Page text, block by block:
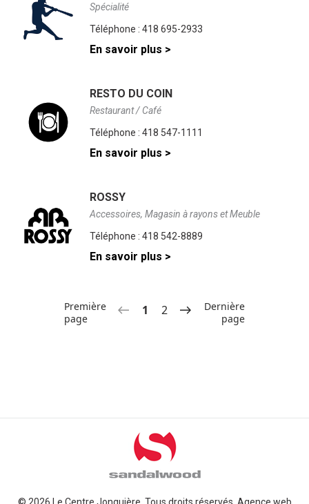
Spécialité
Téléphone : 418 695-2933
En savoir plus >
RESTO DU COIN
Restaurant / Café
Téléphone : 418 547-1111
En savoir plus >
ROSSY
Accessoires, Magasin à rayons et Meuble
Téléphone : 418 542-8889
En savoir plus >
Première
page
1 2
Dernière
page